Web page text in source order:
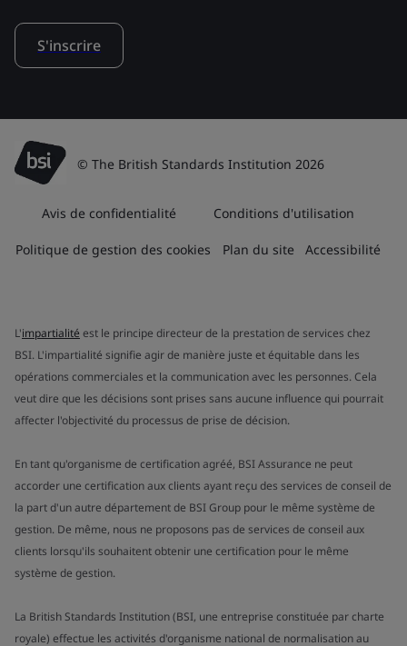
S'inscrire
© The British Standards Institution 2026
Avis de confidentialité Conditions d'utilisation
Politique de gestion des cookies Plan du site Accessibilité
L'impartialité est le principe directeur de la prestation de services chez
BSI. L'impartialité signifie agir de manière juste et équitable dans les
opérations commerciales et la communication avec les personnes. Cela
veut dire que les décisions sont prises sans aucune influence qui pourrait
affecter l'objectivité du processus de prise de décision.
En tant qu'organisme de certification agréé, BSI Assurance ne peut
accorder une certification aux clients ayant reçu des services de conseil de
la part d'un autre département de BSI Group pour le même système de
gestion. De même, nous ne proposons pas de services de conseil aux
clients lorsqu'ils souhaitent obtenir une certification pour le même
système de gestion.
La British Standards Institution (BSI, une entreprise constituée par charte
royale) effectue les activités d'organisme national de normalisation au